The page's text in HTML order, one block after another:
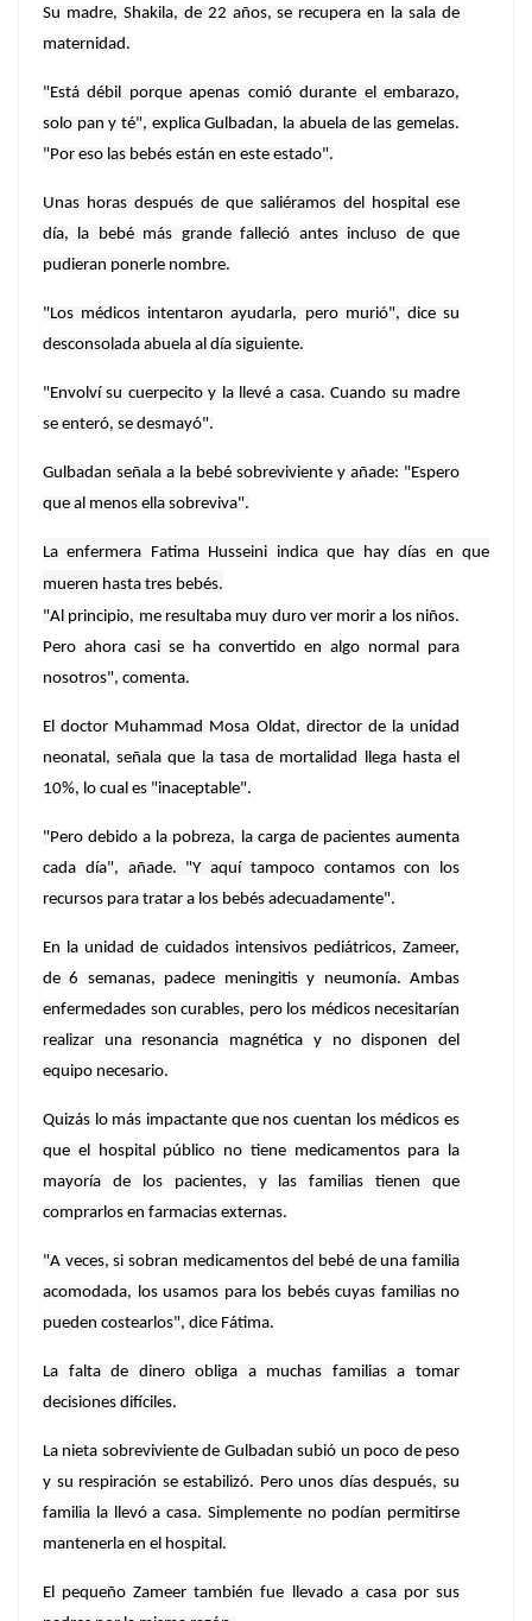
Su madre, Shakila, de 22 años, se recupera en la sala de
maternidad.
"Está débil porque apenas comió durante el embarazo,
solo pan y té", explica Gulbadan, la abuela de las gemelas.
"Por eso las bebés están en este estado".
Unas horas después de que saliéramos del hospital ese
día, la bebé más grande falleció antes incluso de que
pudieran ponerle nombre.
"Los médicos intentaron ayudarla, pero murió", dice su
desconsolada abuela al día siguiente.
"Envolví su cuerpecito y la llevé a casa. Cuando su madre
se enteró, se desmayó".
Gulbadan señala a la bebé sobreviviente y añade: "Espero
que al menos ella sobreviva".
La enfermera Fatima Husseini indica que hay días en que
mueren hasta tres bebés.
"Al principio, me resultaba muy duro ver morir a los niños.
Pero ahora casi se ha convertido en algo normal para
nosotros", comenta.
El doctor Muhammad Mosa Oldat, director de la unidad
neonatal, señala que la tasa de mortalidad llega hasta el
10%, lo cual es "inaceptable".
"Pero debido a la pobreza, la carga de pacientes aumenta
cada día", añade. "Y aquí tampoco contamos con los
recursos para tratar a los bebés adecuadamente".
En la unidad de cuidados intensivos pediátricos, Zameer,
de 6 semanas, padece meningitis y neumonía. Ambas
enfermedades son curables, pero los médicos necesitarían
realizar una resonancia magnética y no disponen del
equipo necesario.
Quizás lo más impactante que nos cuentan los médicos es
que el hospital público no tiene medicamentos para la
mayoría de los pacientes, y las familias tienen que
comprarlos en farmacias externas.
"A veces, si sobran medicamentos del bebé de una familia
acomodada, los usamos para los bebés cuyas familias no
pueden costearlos", dice Fátima.
La falta de dinero obliga a muchas familias a tomar
decisiones difíciles.
La nieta sobreviviente de Gulbadan subió un poco de peso
y su respiración se estabilizó. Pero unos días después, su
familia la llevó a casa. Simplemente no podían permitirse
mantenerla en el hospital.
El pequeño Zameer también fue llevado a casa por sus